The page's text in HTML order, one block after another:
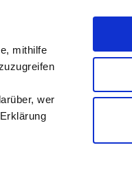
mithilfe
wer